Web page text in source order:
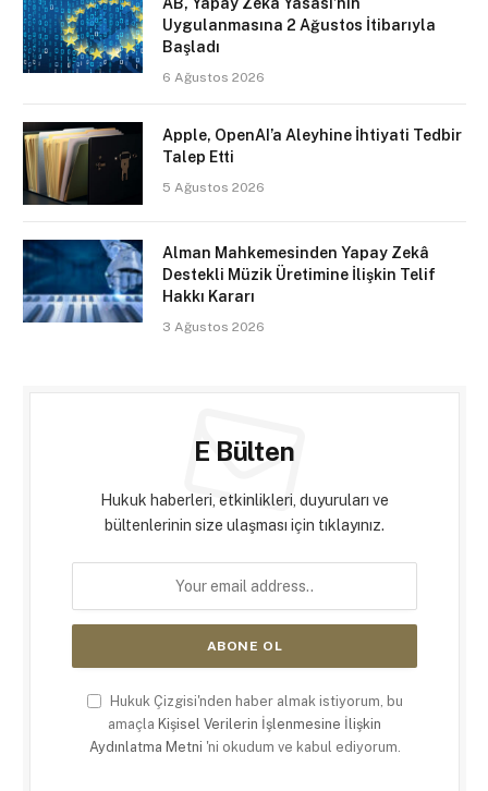
Uygulanmasına 2 Ağustos İtibarıyla
Başladı
6 Ağustos 2026
Apple, OpenAI’a Aleyhine İhtiyati Tedbir
Talep Etti
5 Ağustos 2026
Alman Mahkemesinden Yapay Zekâ
Destekli Müzik Üretimine İlişkin Telif
Hakkı Kararı
3 Ağustos 2026
E Bülten
Hukuk haberleri, etkinlikleri, duyuruları ve
bültenlerinin size ulaşması için tıklayınız.
Hukuk Çizgisi'nden haber almak istiyorum, bu
amaçla Kişisel Verilerin İşlenmesine İlişkin
Aydınlatma Metni 'ni okudum ve kabul ediyorum.